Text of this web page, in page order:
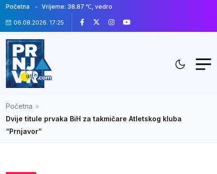
Početna Vrijeme: 38.87 ℃, vedro
06.08.2026. 17:25
Početna »
Dvije titule prvaka BiH za takmičare Atletskog kluba
“Prnjavor”